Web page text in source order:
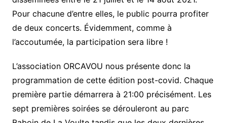
Pour chacune d’entre elles, le public pourra profiter
de deux concerts. Évidemment, comme à
l’accoutumée, la participation sera libre !
L’association ORCAVOU nous présente donc la
programmation de cette édition post-covid. Chaque
première partie démarrera à 21:00 précisément. Les
sept premières soirées se dérouleront au parc